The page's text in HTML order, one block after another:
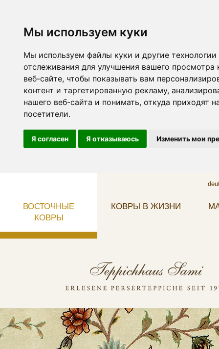
Мы используем куки
Мы используем файлы куки и другие технологии
отслеживания для улучшения вашего просмотра
веб-сайте, чтобы показывать вам
контент и таргетированную рекламу,
нашего веб-сайта и понимать, откуда приходят
посетители.
Я согласен Я отказываюсь Изменить мои
ВОСТОЧНЫЕ
КОВРЫ
КОВРЫ В ЖИЗНИ